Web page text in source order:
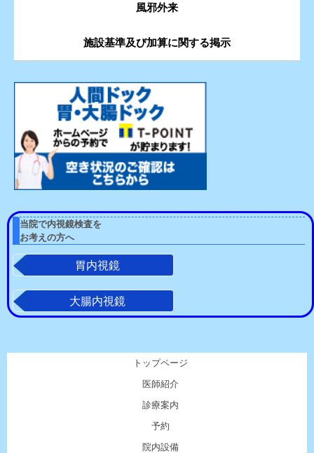
風邪外来
施設基準及び加算に関する掲示
当院で内視鏡検査を
お考えの方へ
胃内視鏡
大腸内視鏡
トップページ
医師紹介
診療案内
予約
院内設備